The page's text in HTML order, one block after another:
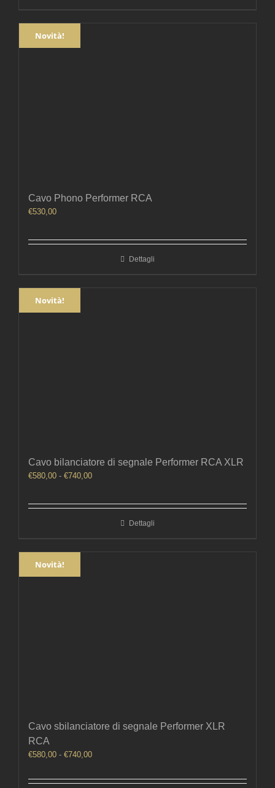
Novità!
Cavo Phono Performer RCA
€530,00
Dettagli
Novità!
Cavo bilanciatore di segnale Performer RCA XLR
€580,00 - €740,00Fascia
Dettagli
Novità!
Cavo sbilanciatore di segnale Performer XLR
RCA
€580,00 - €740,00Fascia
prezzo: